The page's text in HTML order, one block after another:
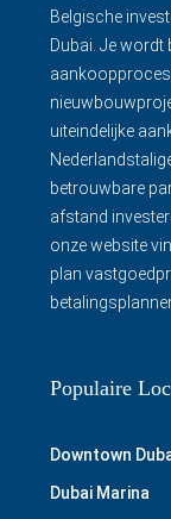
Belgische
Dubai. Je wordt
uiteindelijke
betrouwbare
afstand
onze website
plan
Populaire
Downtown
Dubai Marina